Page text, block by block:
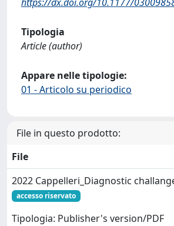
Tipologia
Article (author)
Appare nelle tipologie:
01 - Articolo su periodico
File in questo prodotto:
File
2022 Cappelleri_Diagnostic
accesso riservato
Tipologia: Publisher's version/PDF